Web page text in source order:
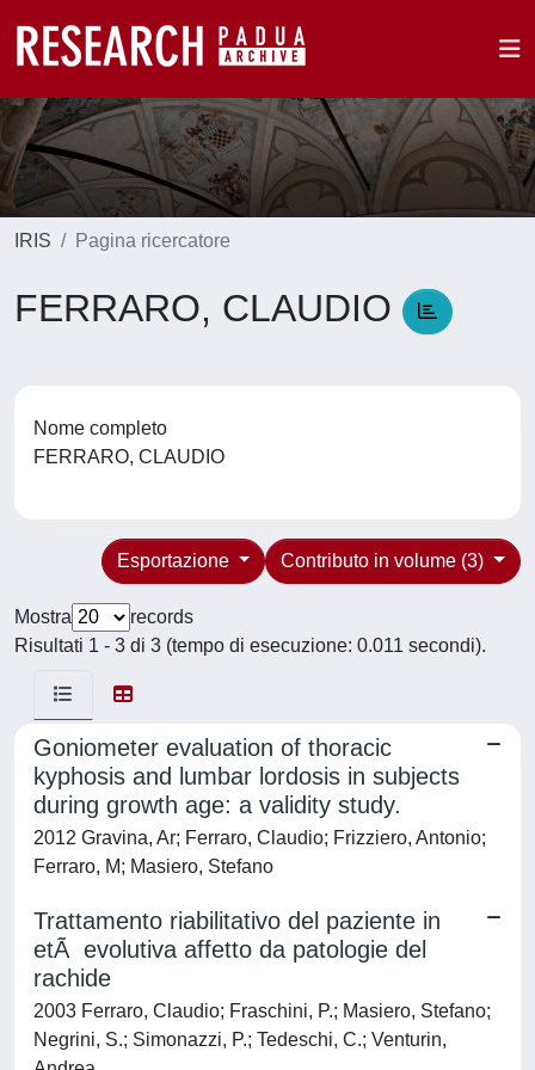
IRIS Pagina ricercatore
FERRARO, CLAUDIO
Nome completo
FERRARO, CLAUDIO
Contributo in volume (3)
Esportazione
Mostra
records
Risultati 1 - 3 di 3 (tempo di esecuzione: 0.011 secondi).
Goniometer evaluation of thoracic
kyphosis and lumbar lordosis in subjects
during growth age: a validity study.
2012 Gravina, Ar; Ferraro, Claudio; Frizziero, Antonio;
Ferraro, M; Masiero, Stefano
Trattamento riabilitativo del paziente in
etÃ evolutiva affetto da patologie del
rachide
2003 Ferraro, Claudio; Fraschini, P.; Masiero, Stefano;
Negrini, S.; Simonazzi, P.; Tedeschi, C.; Venturin,